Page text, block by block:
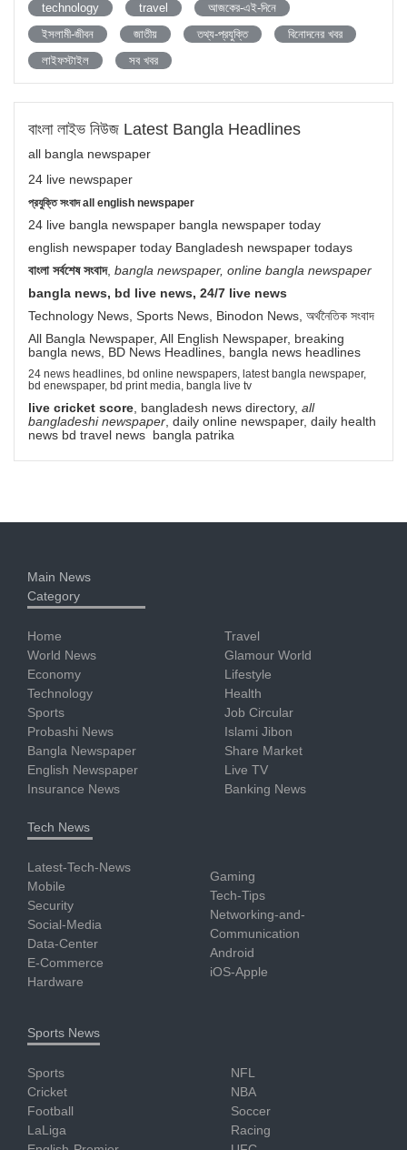
technology
travel
আজকের-এই-দিনে
ইসলামী-জীবন
জাতীয় তথ্য-প্রযুক্তি
বিনোদনের খবর
লাইফস্টাইল
সব খবর
বাংলা লাইভ নিউজ Latest Bangla Headlines
all bangla newspaper
24 live newspaper
প্রযুক্তি সংবাদ all english newspaper
24 live bangla newspaper bangla newspaper today
english newspaper today Bangladesh newspaper todays
বাংলা সর্বশেষ সংবাদ, bangla newspaper, online bangla newspaper
bangla news, bd live news, 24/7 live news
Technology News, Sports News, Binodon News, অর্থনৈতিক সংবাদ
All Bangla Newspaper, All English Newspaper, breaking
bangla news, BD News Headlines, bangla news headlines
24 news headlines, bd online newspapers, latest bangla newspaper,
bd enewspaper, bd print media, bangla live tv
live cricket score , bangladesh news directory, all
bangladeshi newspaper , daily online newspaper, daily health
news bd travel news bangla patrika
Main News
Category
Home
World News
Economy
Technology
Sports
Probashi News
Bangla Newspaper
English Newspaper
Insurance News
Travel
Glamour World
Lifestyle
Health
Job Circular
Islami Jibon
Share Market
Live TV
Banking News
Tech News
Latest-Tech-News
Mobile
Security
Social-Media
Data-Center
E-Commerce
Hardware
Gaming
Tech-Tips
Networking-and-
Communication
Android
iOS-Apple
Sports News
Sports
Cricket
Football
LaLiga
NFL
NBA
Soccer
Racing